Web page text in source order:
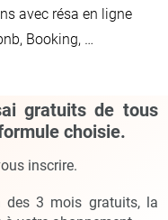
avec résa en ligne
Booking, …
gratuits de tous
choisie.
inscrire.
des 3 mois gratuits, la